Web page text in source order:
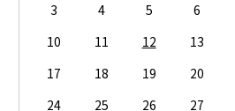
3
4 5 6
10
11 12 13
17
18 19 20
24
25 26 27